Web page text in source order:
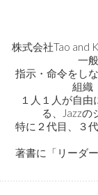
株式会社Tao and
一
指示・命令をし
組織
１人１人が自
る、Jazzの
特に２代目、３
著書に「リーダ